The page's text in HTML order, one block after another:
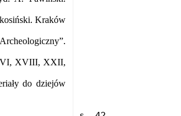
Kraków
XVI, XVIII, XXII,
do dziejów